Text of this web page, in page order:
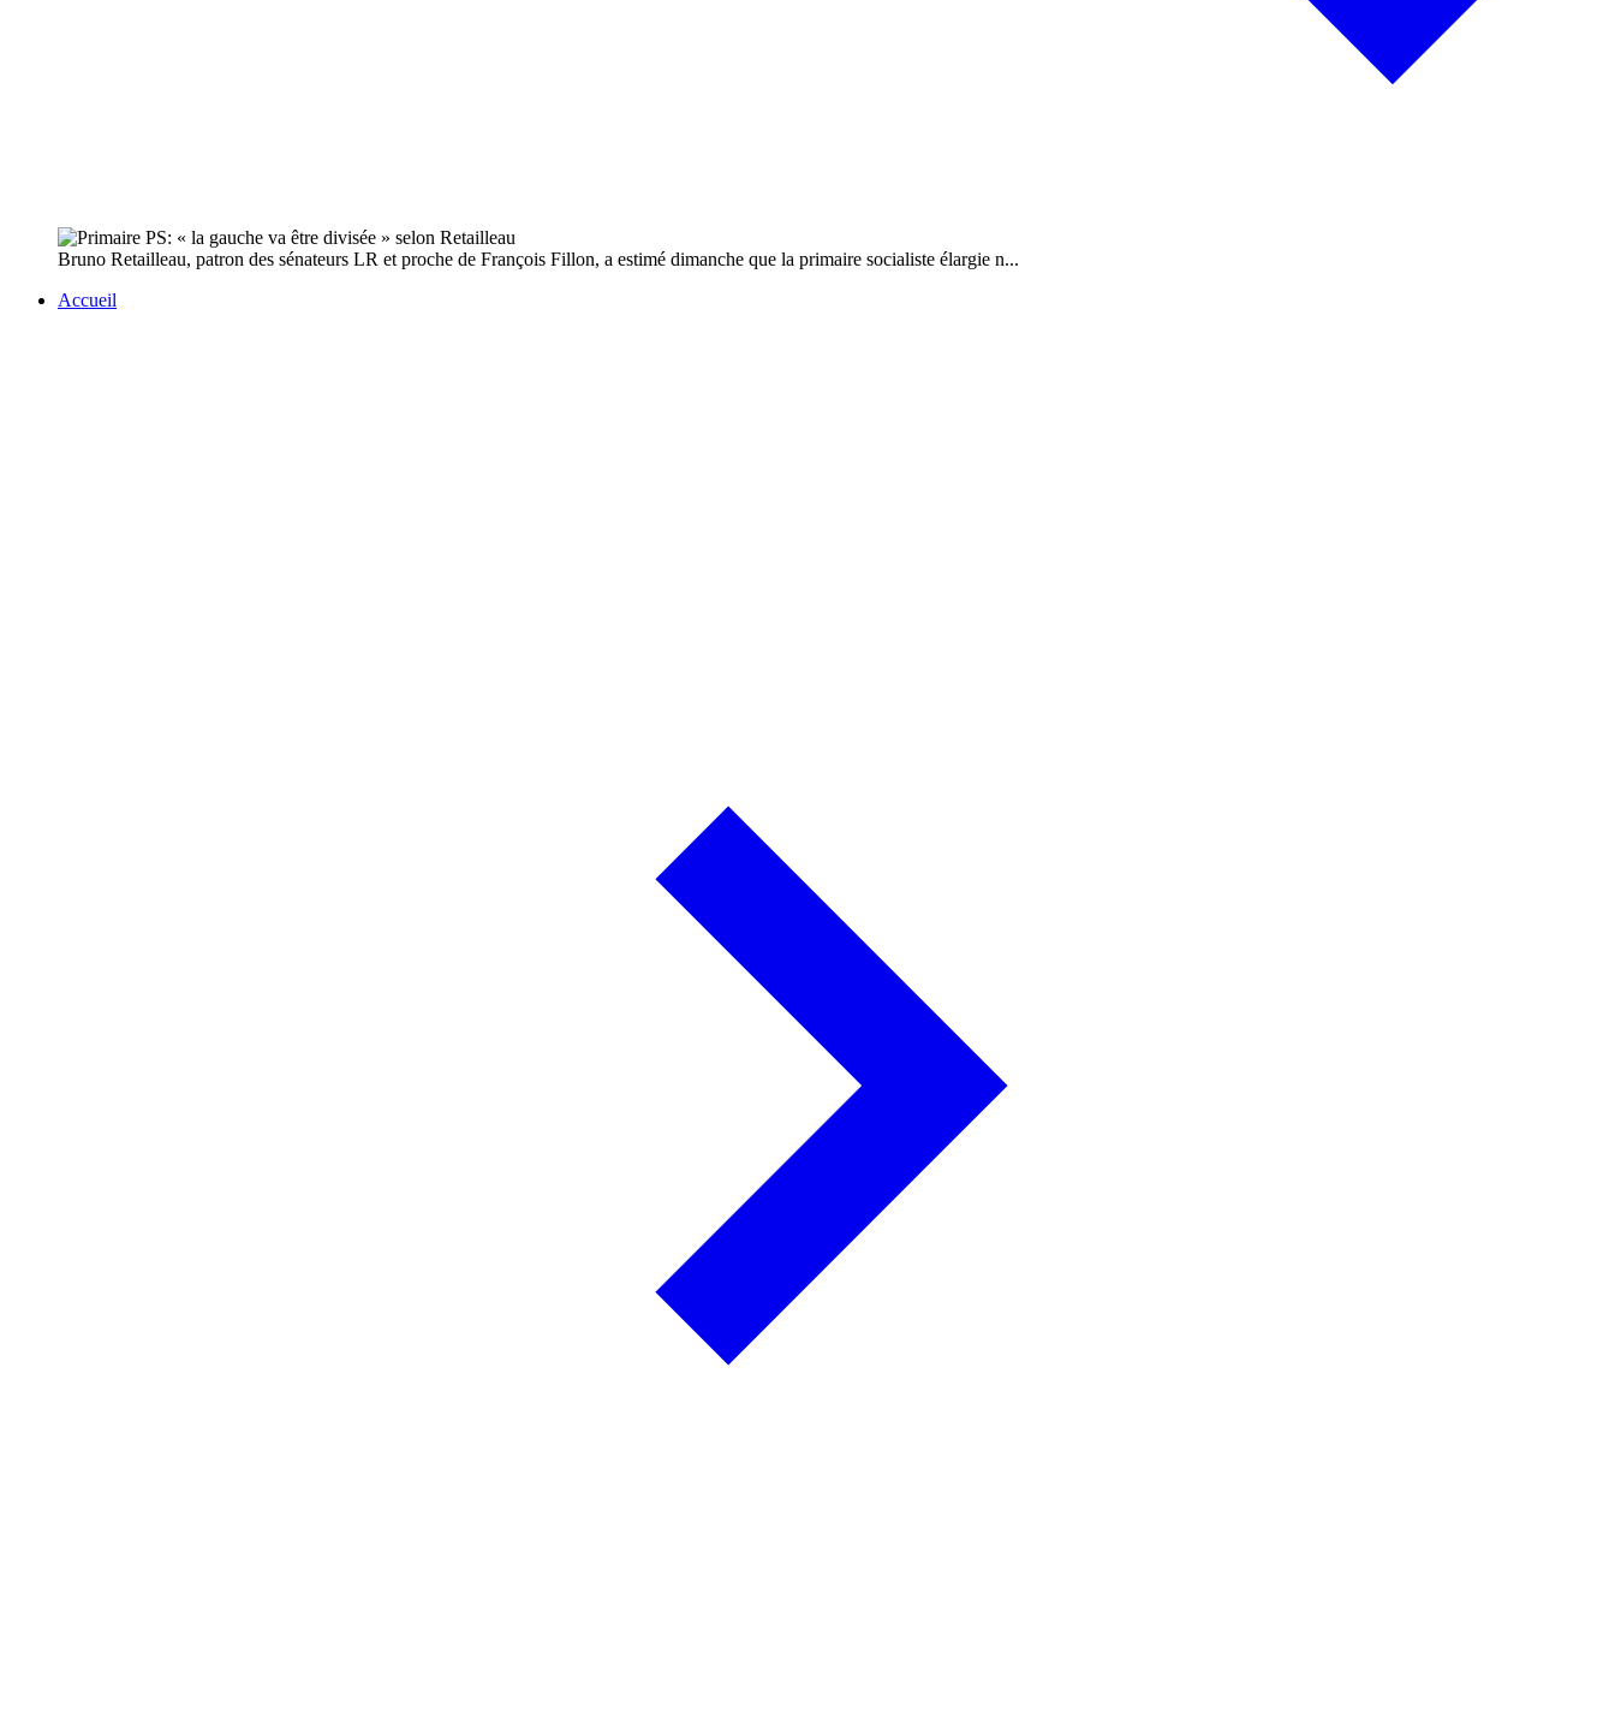
Bruno Retailleau, patron des sénateurs LR et proche de François Fillon, a estimé dimanche que la primaire socialiste élargie n...
Accueil